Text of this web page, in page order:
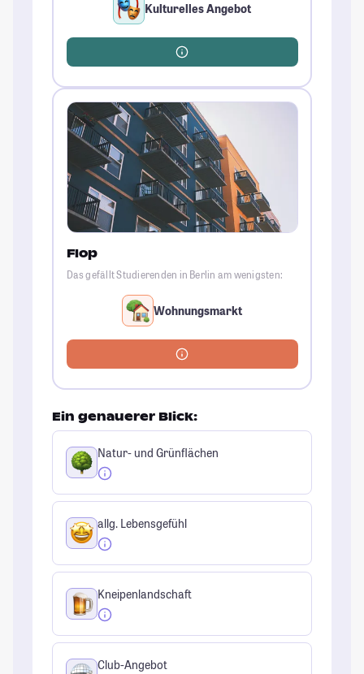
Kulturelles Angebot
Flop
Das gefällt Studierenden in Berlin am wenigsten:
Wohnungsmarkt
Ein genauerer Blick:
Natur- und Grünflächen
allg. Lebensgefühl
Kneipenlandschaft
Club-Angebot